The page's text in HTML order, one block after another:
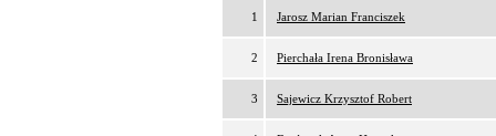
1 Jarosz Marian Franciszek
2 Pierchała Irena Bronisława
3 Sajewicz Krzysztof Robert